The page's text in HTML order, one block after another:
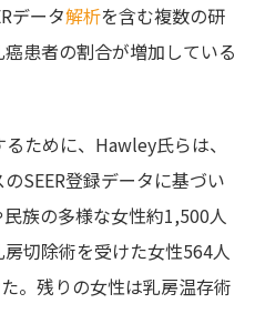
データ解析を含む複数の研
患者の割合が増加している
ために、Hawley氏らは、
SEER登録データに基づい
族の多様な女性約1,500人
切除術を受けた女性564人
。残りの女性は乳房温存術